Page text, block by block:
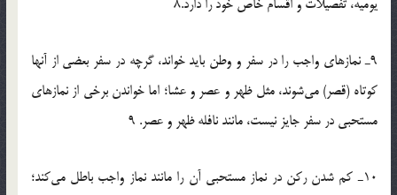
9ـ نمازهای واجب را در سفر و وطن باید خواند، گرچه در سفر بعضی از آنها
کوتاه (قصر) می‌شوند، مثل ظهر و عصر و عشا؛ اما خواندن برخی از نمازهای
مستحبی در سفر جایز نیست، مانند نافله ظهر و عصر. 9
10ـ کم‏ شدن رکن در نماز مستحبی آن را مانند نماز واجب باطل می‌کند؛